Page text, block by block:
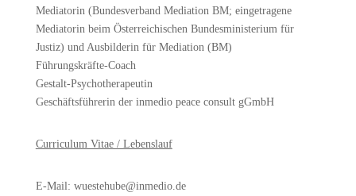
Mediatorin (Bundesverband Mediation BM; eingetragene
Mediatorin beim Österreichischen Bundesministerium für
Justiz) und Ausbilderin für Mediation (BM)
Führungskräfte-Coach
Gestalt-Psychotherapeutin
Geschäftsführerin der inmedio peace consult gGmbH
Curriculum Vitae / Lebenslauf
E-Mail: wuestehube@inmedio.de